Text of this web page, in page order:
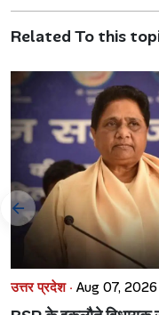
Related To this
उत्तर प्रदेश · Aug 07, 2026